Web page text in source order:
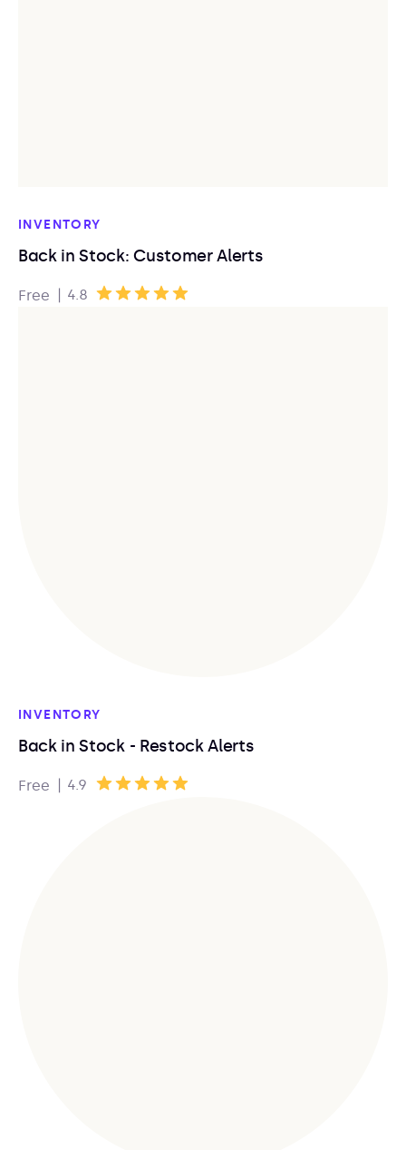
INVENTORY
Back in Stock: Customer Alerts
Free | 4.8
INVENTORY
Back in Stock - Restock Alerts
Free | 4.9